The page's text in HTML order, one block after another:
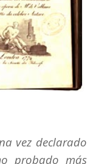
vez declarado
probado más